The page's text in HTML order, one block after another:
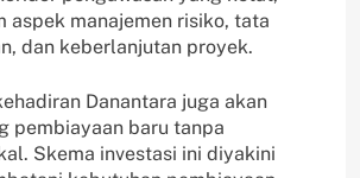
aspek manajemen risiko, tata
dan keberlanjutan proyek.
Danantara juga akan
pembiayaan baru tanpa
Skema investasi ini diyakini